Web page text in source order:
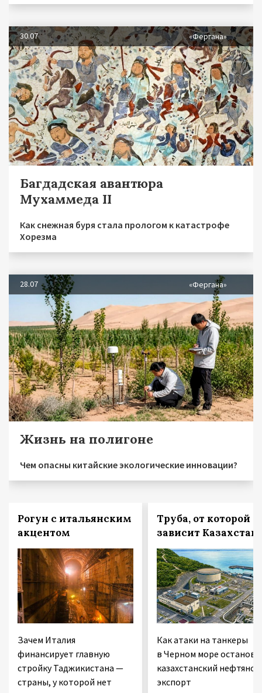
30.07 «Фергана»
Багдадская авантюра
Мухаммеда II
Как снежная буря стала прологом к катастрофе
Хорезма
28.07 «Фергана»
Жизнь на полигоне
Чем опасны китайские экологические инновации?
Рогун с итальянским
акцентом
Зачем Италия
финансирует главную
стройку Таджикистана —
страны, у которой нет
Труба, от которой
зависит Казахстан
Как атаки на танкеры
в Черном море
казахстанский нефтяной
экспорт